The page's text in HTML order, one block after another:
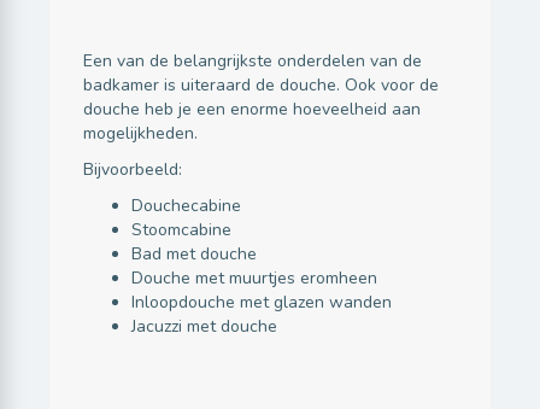
Een van de belangrijkste onderdelen van de
badkamer is uiteraard de douche. Ook voor de
douche heb je een enorme hoeveelheid aan
mogelijkheden.
Bijvoorbeeld:
Douchecabine
Stoomcabine
Bad met douche
Douche met muurtjes eromheen
Inloopdouche met glazen wanden
Jacuzzi met douche